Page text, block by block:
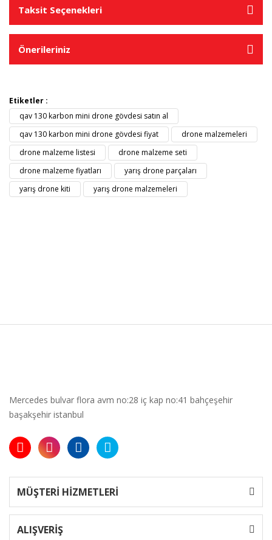
Taksit Seçenekleri
Önerileriniz
Etiketler :
qav 130 karbon mini drone gövdesi satın al
qav 130 karbon mini drone gövdesi fiyat
drone malzemeleri
drone malzeme listesi
drone malzeme seti
drone malzeme fiyatları
yarış drone parçaları
yarış drone kiti
yarış drone malzemeleri
Mercedes bulvar flora avm no:28 iç kap no:41 bahçeşehir
başakşehir istanbul
MÜŞTERİ HİZMETLERİ
ALIŞVERİŞ